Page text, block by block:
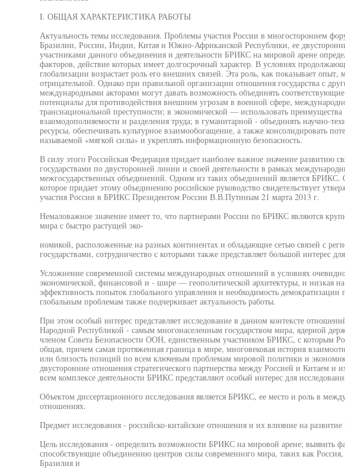
I. ОБЩАЯ ХАРАКТЕРИСТИКА РАБОТЫ
Актуальность темы исследования. Проблемы участия России в многостороннем
Бразилии, России, Индии, Китая и Южно-Африканской Республики, ее
участниками данного объединения и деятельности БРИКС на мировой арене
факторов, действие которых имеет долгосрочный характер. В условиях
глобализации возрастает роль его внешних связей. Эта роль, как показывает опыт,
отрицательной. Однако при правильной организации отношения государства с
международными акторами могут давать возможность объединять
потенциалы для противодействия внешним угрозам в военной сфере,
транснациональной преступности; в экономической — использовать преимущества
взаимодополняемости и разделения труда; в гуманитарной - объединять научно-
ресурсы, обеспечивать культурное взаимообогащение, а также консолидировать
называемой «мягкой силы» и укреплять информационную безопасность.
В силу этого Российская Федерация придает наиболее важное значение развитию
государствами по двусторонней линии и своей деятельности в рамках
межгосударственных объединений. Одним из таких объединений является БРИКС.
которое придает этому объединению российское руководство свидетельствует
участия России в БРИКС Президентом России В.В.Путиным 21 марта 2013 г.
Немаловажное значение имеет то, что партнерами России по БРИКС являются
мира с быстро растущей эко-
номикой, расположенные на разных континентах и обладающие сетью связей с
государствами, сотрудничество с которыми также представляет большой интерес
Усложнение современной системы международных отношений в условиях
экономической, финансовой и - шире — геополитической архитектуры, и низкая
эффективность попыток глобального управления и необходимость
глобальным проблемам также подчеркивает актуальность работы.
При этом особый интерес представляет исследование в данном контексте
Народной Республикой - самым многонаселенным государством мира, ядерной
членом Совета Безопасности ООН, единственным участником БРИКС, с которым
общая, причем самая протяженная граница в мире, многовековая история
или близость позиций по всем ключевым проблемам мировой политики и
двусторонние отношения стратегического партнерства между Россией и Китаем и
всем комплексе деятельности БРИКС представляют особый интерес для
Объектом диссертационного исследования является БРИКС, ее место и роль в
отношениях.
Предмет исследования - российско-китайские отношения и их влияние на
Цель исследования - определить возможности БРИКС на мировой арене; выявить
способствующие объединению центров силы современного мира, таких как
Бразилия и